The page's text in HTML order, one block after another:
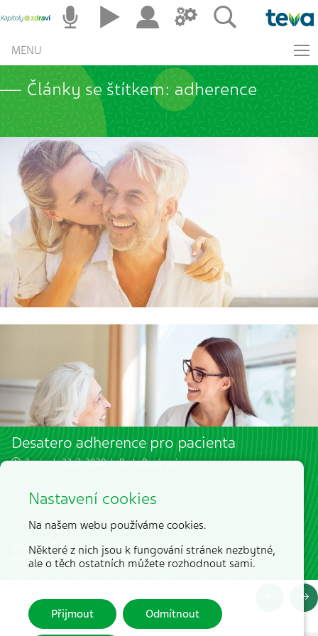
MENU
Články se štítkem: adherence
Desatero adherence pro pacienta
2 min. | 23. 3. 2020 |Pavla Banýrová
Slovem adherence se označuje to, do jaké míry jako pacient
spolupracujete se zdravotníky a dodržujete léčbu.
Nastavení cookies
Na našem webu používáme cookies.
Některé z nich jsou k fungování stránek nezbytné,
ale o těch ostatních můžete rozhodnout sami.
Přijmout Odmítnout